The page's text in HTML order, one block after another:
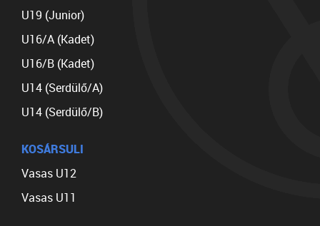
U19 (Junior)
U16/A (Kadet)
U16/B (Kadet)
U14 (Serdülő/A)
U14 (Serdülő/B)
KOSÁRSULI
Vasas U12
Vasas U11